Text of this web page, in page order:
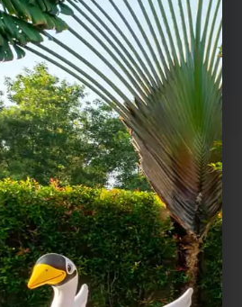
est
Livraison adaptée
Faites-vous livrer directement
chez vous ou venez retirer votre
commande à notre dépôt.